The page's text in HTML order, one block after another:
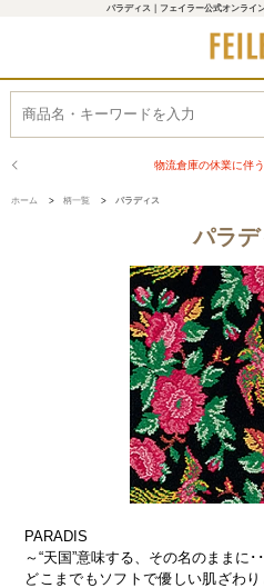
パラディス｜フェイラー公式オンライ
物流倉庫の休業に伴
ホーム > 柄一覧 > パラディス
パラデ
PARADIS
～“天国”意味する、その名のままに
どこまでもソフトで優しい肌ざわ